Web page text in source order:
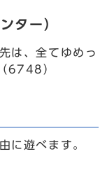
ター）
は、全てゆめっ
6748）
に遊べます。